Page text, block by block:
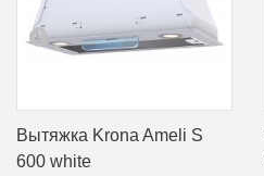
Вытяжка Krona Ameli S
600 white